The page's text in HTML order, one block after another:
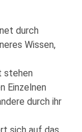
durch
Wissen,
stehen
Einzelnen
durch ihr